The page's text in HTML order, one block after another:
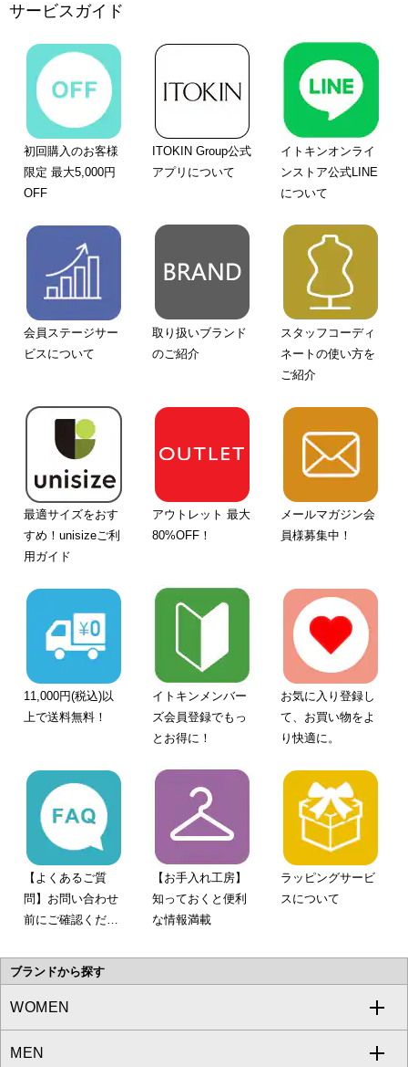
サービスガイド
初回購入のお客様
限定 最大5,000円
OFF
ITOKIN Group公式
アプリについて
イトキンオンライ
ンストア公式LINE
について
会員ステージサー
ビスについて
取り扱いブランド
のご紹介
スタッフコーディ
ネートの使い方を
ご紹介
最適サイズをおす
すめ！unisizeご利
用ガイド
アウトレット 最大
80%OFF！
メールマガジン会
員様募集中！
11,000円(税込)以
上で送料無料！
イトキンメンバー
ズ会員登録でもっ
とお得に！
お気に入り登録し
て、お買い物をよ
り快適に。
【よくあるご質
問】お問い合わせ
前にご確認くださ
【お手入れ工房】
知っておくと便利
な情報満載
ラッピングサービ
スについて
ブランドから探す
WOMEN
a.v.v
MEN